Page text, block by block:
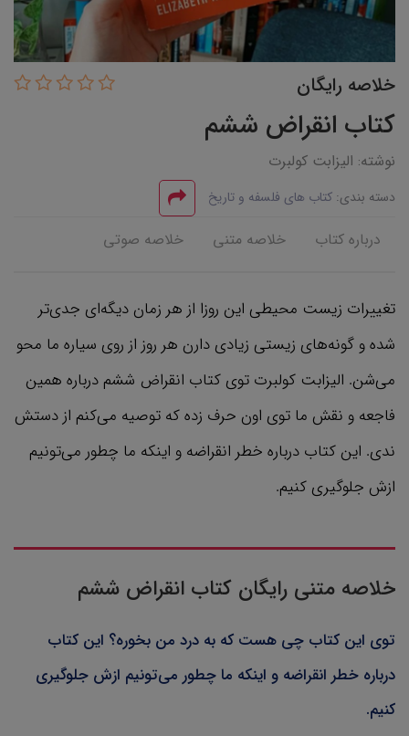
خلاصه رایگان
کتاب انقراض ششم
نوشته: الیزابت کولبرت
دسته بندی: کتاب های فلسفه و تاریخ
درباره کتاب خلاصه متنی خلاصه صوتی
تغییرات زیست محیطی این روزا از هر زمان دیگه‌ای جدی‌تر
شده و گونه‌های زیستی زیادی دارن هر روز از روی سیاره ما محو
می‌شن. الیزابت کولبرت توی کتاب انقراض ششم درباره همین
فاجعه و نقش ما توی اون حرف زده که توصیه می‌کنم از دستش
ندی. این کتاب درباره خطر انقراضه و اینکه ما چطور می‌تونیم
ازش جلوگیری کنیم.
خلاصه متنی رایگان کتاب انقراض ششم
توی این کتاب چی هست که به درد من بخوره؟ این کتاب
درباره خطر انقراضه و اینکه ما چطور می‌تونیم ازش جلوگیری
کنیم.